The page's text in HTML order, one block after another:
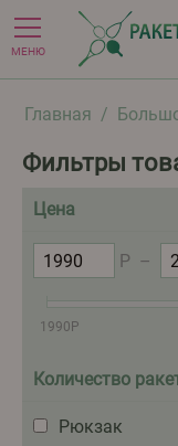
МЕНЮ
Главная /
Фильтры
Цена
Р –
1990 Р
Количество
Рюкзак